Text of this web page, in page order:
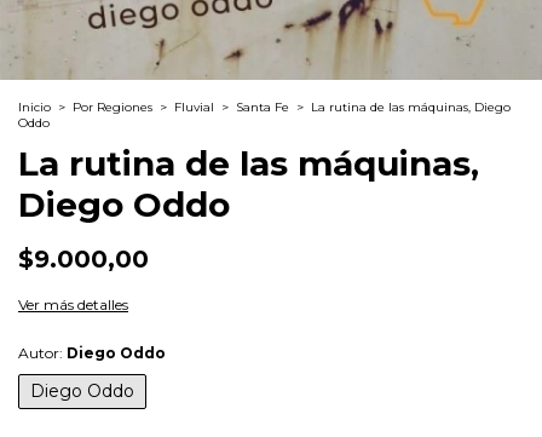
Inicio > Por Regiones > Fluvial > Santa Fe > La rutina de las máquinas, Diego
Oddo
La rutina de las máquinas,
Diego Oddo
$9.000,00
Ver más detalles
Autor: Diego Oddo
Diego Oddo